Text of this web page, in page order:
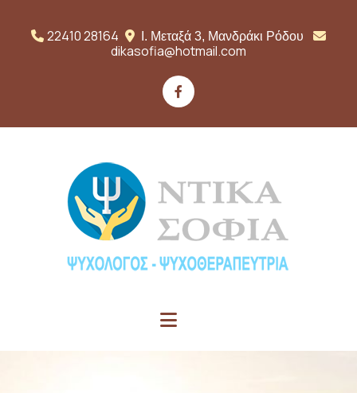
 22410 28164  Ι. Μεταξά 3, Μανδράκι Ρόδου 
dikasofia@hotmail.com